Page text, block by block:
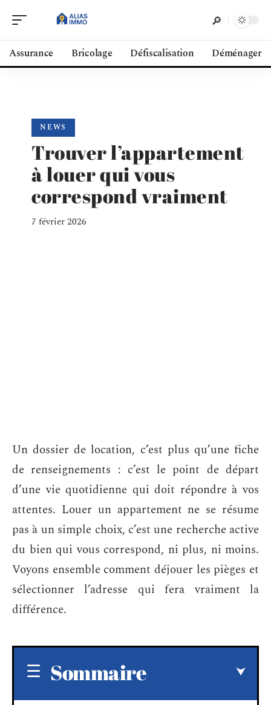
Assurance Bricolage Défiscalisation Déménager
NEWS
Trouver l’appartement
à louer qui vous
correspond vraiment
7 février 2026
Un dossier de location, c’est plus qu’une fiche
de renseignements : c’est le point de départ
d’une vie quotidienne qui doit répondre à vos
attentes. Louer un appartement ne se résume
pas à un simple choix, c’est une recherche active
du bien qui vous correspond, ni plus, ni moins.
Voyons ensemble comment déjouer les pièges et
sélectionner l’adresse qui fera vraiment la
différence.
Sommaire